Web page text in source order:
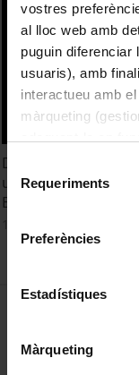
vostres
al lloc web amb
puguin diferenciar
usuaris), amb
interactueu amb
màrqueting
consultar la
Selecció
de
consentiment
Requeriments
Preferències
Estadístiques
Màrqueting
Digging your
understand the
Empire